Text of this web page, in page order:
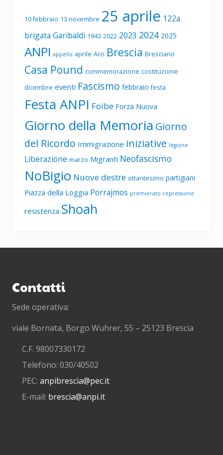
10 febbraio 13 novembre 25 aprile 122a
brigata Garibaldi 1943 2022 2023 2024 2025
ANPI appello aprile Arci Brescia Bresciano
Casa Pound commemorazione costituzione
dicembre eventi Fascismo febbraio festa
Festa ANPI Foibe Forza Nuova
Giorno della Memoria Giorno
del Ricordo Immigrazione iniziative legione
Liberazione marzo Migranti Neofascismo
NoBigio Nuove destre ottantesimo partigiani
Piazza della Loggia Porrajmos premierato repressione
resistenza Shoah
Contatti
Sede operativa:
viale Bornata, Borgo Wuhrer, 55 – 25123 Brescia
C.F. 98007330172
Telefono: 030/40502
PEC: anpibrescia@pec.it
E-mail: brescia@anpi.it